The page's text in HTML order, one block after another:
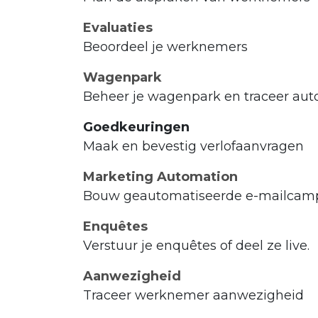
Evaluaties
Beoordeel je werknemers
Wagenpark
Beheer je wagenpark en traceer
Goedkeuringen
Maak en bevestig verlofaanvragen
Marketing Automation
Bouw geautomatiseerde e-
Enquêtes
Verstuur je enquêtes of deel ze live.
Aanwezigheid
Traceer werknemer aanwezigheid